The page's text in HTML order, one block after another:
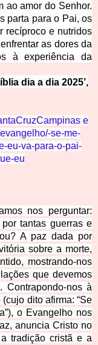
ao amor do Senhor.
parta para o Pai, os
recíproco e nutridos
as dores da
à experiência da
dia a dia 2025’,
e
se-me-
eu-va-para-o-pai-
eu
nos perguntar:
tantas guerras e
A paz dada por
sobre a morte,
mostrando-nos
que devemos
Contrapondo-nos à
dito afirma: “Se
o Evangelho nos
anuncia Cristo no
tradição cristã e a